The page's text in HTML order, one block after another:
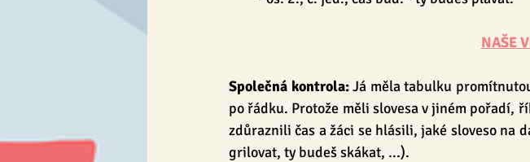
NAŠE
Společná kontrola: Já měla tabulku
po řádku. Protože měli slovesa v jiném pořadí,
zdůraznili čas a žáci se hlásili, jaké sloveso na
grilovat, ty budeš skákat, ...).